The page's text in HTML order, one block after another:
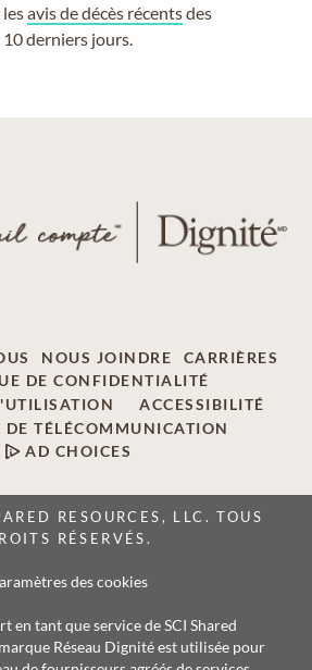
lesavis de décès récentsdes
10 derniers jours.
NOUS JOINDRE
CARRIÈRES
DE CONFIDENTIALITÉ
ACCESSIBILITÉ
DE TÉLÉCOMMUNICATION
AD CHOICES
RESOURCES, LLC. TOUS
RÉSERVÉS.
des cookies
en tant que service de SCI Shared
marque Réseau Dignité est utilisée pour